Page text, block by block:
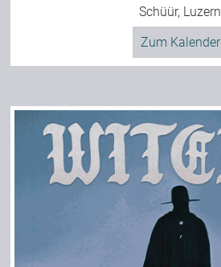
Schüür, Luzern
Zum Kalender